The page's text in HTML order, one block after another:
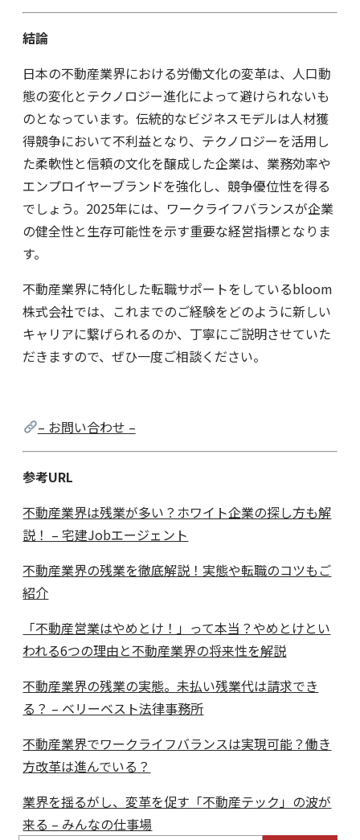
結論
日本の不動産業界における労働文化の変革は、人口動
態の変化とテクノロジー進化によって避けられないも
のとなっています。伝統的なビジネスモデルは人材獲
得競争において不利益となり、テクノロジーを活用し
た柔軟性と信頼の文化を醸成した企業は、業務効率や
エンプロイヤーブランドを強化し、競争優位性を得る
でしょう。2025年には、ワークライフバランスが企業
の健全性と生存可能性を示す重要な経営指標となりま
す。
不動産業界に特化した転職サポートをしているbloom
株式会社では、これまでのご経験をどのように新しい
キャリアに繋げられるのか、丁寧にご説明させていた
だきますので、ぜひ一度ご相談ください。
– お問い合わせ –
参考URL
不動産業界は残業が多い？ホワイト企業の探し方も解
説！ – 宅建Jobエージェント
不動産業界の残業を徹底解説！実態や転職のコツもご
紹介
「不動産営業はやめとけ！」って本当？やめとけとい
われる6つの理由と不動産業界の将来性を解説
不動産業界の残業の実態。未払い残業代は請求でき
る？ – ベリーベスト法律事務所
不動産業界でワークライフバランスは実現可能？働き
方改革は進んでいる？
業界を揺るがし、変革を促す「不動産テック」の波が
来る – みんなの仕事場